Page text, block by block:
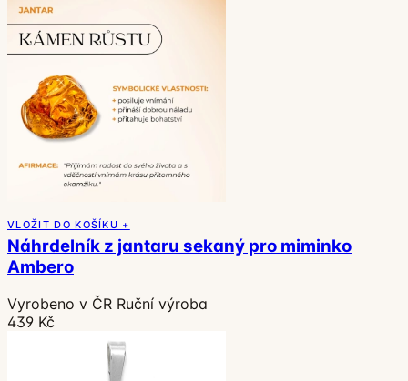
VLOŽIT DO KOŠÍKU +
Náhrdelník z jantaru sekaný pro miminko
Ambero
Vyrobeno v ČR Ruční výroba
439 Kč